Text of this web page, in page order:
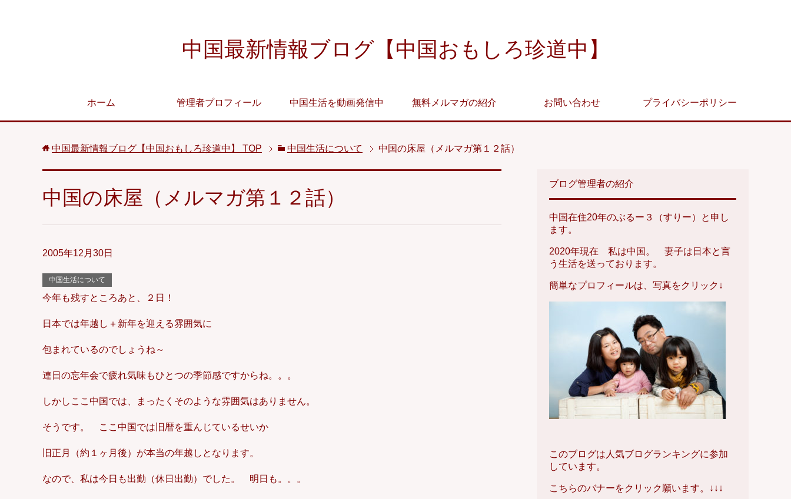
中国最新情報ブログ【中国おもしろ珍道中】
ホーム 管理者プロフィール 中国生活を動画発信中 無料メルマガの紹介 お問い合わせ プライバシーポリシー
中国最新情報ブログ【中国おもしろ珍道中】 TOP 中国生活について 中国の床屋（メルマガ第１２話）
中国の床屋（メルマガ第１２話）
2005年12月30日
中国生活について
今年も残すところあと、２日！
日本では年越し＋新年を迎える雰囲気に
包まれているのでしょうね～
連日の忘年会で疲れ気味もひとつの季節感ですからね。。。
しかしここ中国では、まったくそのような雰囲気はありません。
そうです。 ここ中国では旧暦を重んじているせいか
旧正月（約１ヶ月後）が本当の年越しとなります。
なので、私は今日も出勤（休日出勤）でした。 明日も。。。
ブログ管理者の紹介
中国在住20年のぶるー３（すりー）と申し
ます。
2020年現在 私は中国。 妻子は日本と言
う生活を送っております。
簡単なプロフィールは、写真をクリック↓
このブログは人気ブログランキングに参加
しています。
こちらのバナーをクリック願います。↓↓↓